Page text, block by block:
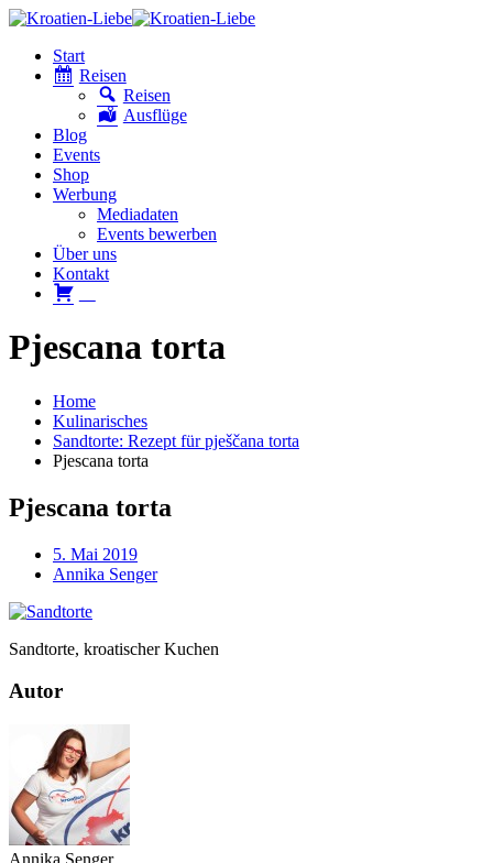
Start
Reisen
Reisen
Ausflüge
Blog
Events
Shop
Werbung
Mediadaten
Events bewerben
Über uns
Kontakt
Pjescana torta
Home
Kulinarisches
Sandtorte: Rezept für pješčana torta
Pjescana torta
Pjescana torta
5. Mai 2019
Annika Senger
Sandtorte, kroatischer Kuchen
Autor